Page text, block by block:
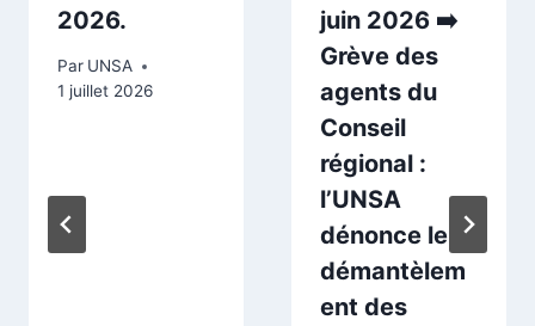
2026.
Par UNSA
1 juillet 2026
juin 2026 ➡️
Grève des
agents du
Conseil
régional :
l’UNSA
dénonce le
démantèlem
ent des